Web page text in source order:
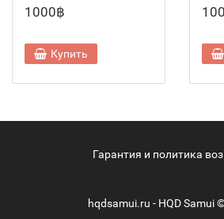
1000฿
Купить
Гарантия и политика
hqdsamui.ru - HQD Samui